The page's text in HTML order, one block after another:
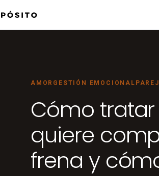
AMOR GESTIÓN EMOCIONAL
Cómo
quiere
frena y